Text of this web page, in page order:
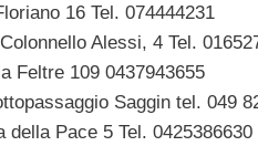
16 Tel. 074444231
Alessi, 4 Tel.
Feltre 109 0437943655
Saggin tel. 049
della Pace 5 Tel. 0425386630